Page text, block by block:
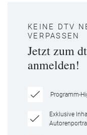
KEINE DTV
VERPASSEN
Jetzt zum
anmelden!
Programm-
Exklusive